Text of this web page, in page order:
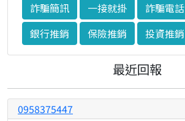
詐騙簡訊
一接就掛 詐騙電話
銀行推銷
保險推銷 投資推銷
最近回報
0958375447